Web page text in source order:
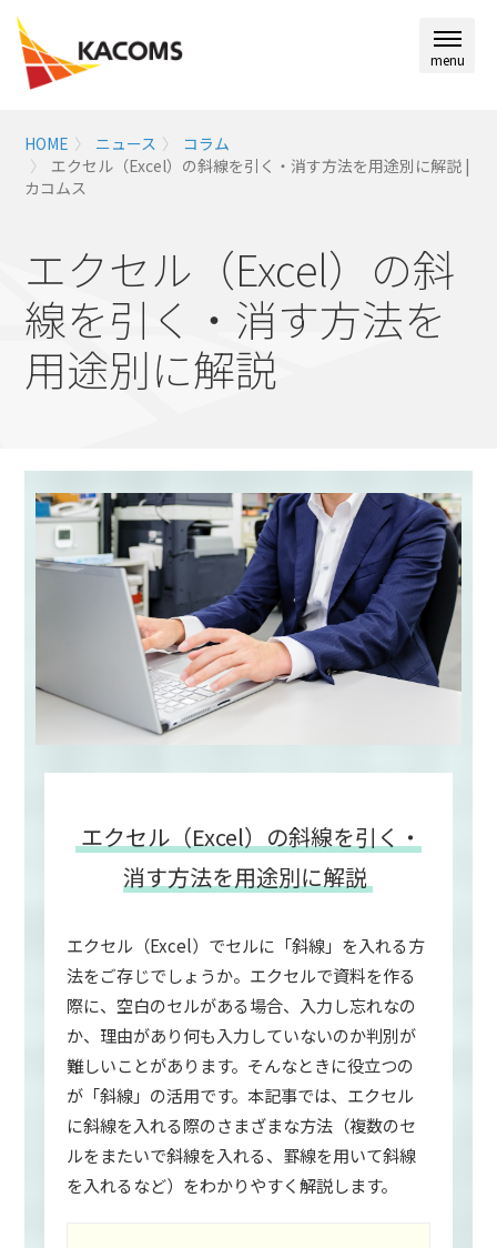
menu
HOME ニュース
コラム
エクセル（Excel）の斜線を引く・消す方法を用途別に解説 |
カコムス
エクセル（Excel）の斜
線を引く・消す方法を
用途別に解説
エクセル（Excel）の斜線を引く・
消す方法を用途別に解説
エクセル（Excel）でセルに「斜線」を入れる方
法をご存じでしょうか。エクセルで資料を作る
際に、空白のセルがある場合、入力し忘れなの
か、理由があり何も入力していないのか判別が
難しいことがあります。そんなときに役立つの
が「斜線」の活用です。本記事では、エクセル
に斜線を入れる際のさまざまな方法（複数のセ
ルをまたいで斜線を入れる、罫線を用いて斜線
を入れるなど）をわかりやすく解説します。